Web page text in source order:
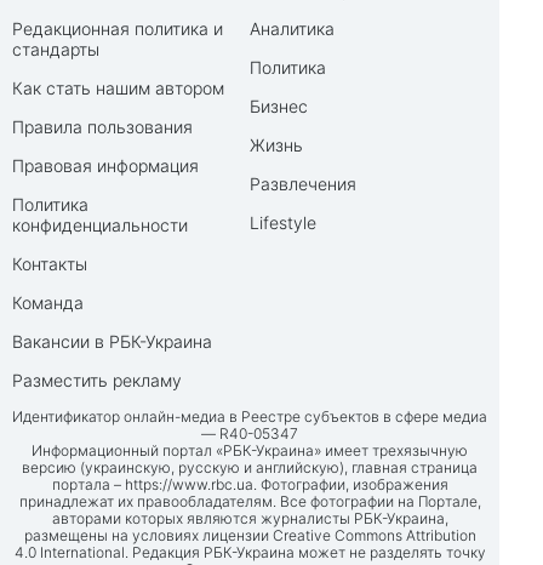
Редакционная политика и
стандарты
Как стать нашим автором
Правила пользования
Правовая информация
Политика
конфиденциальности
Контакты
Команда
Вакансии в РБК-Украина
Разместить рекламу
Аналитика
Политика
Бизнес
Жизнь
Развлечения
Lifestyle
Идентификатор онлайн-медиа в Реестре субъектов в сфере медиа
— R40-05347
Информационный портал «РБК-Украина» имеет трехязычную
версию (украинскую, русскую и английскую), главная страница
портала – https://www.rbc.ua. Фотографии, изображения
принадлежат их правообладателям. Все фотографии на Портале,
авторами которых являются журналисты РБК-Украина,
размещены на условиях лицензии Creative Commons Attribution
4.0 International. Редакция РБК-Украина может не разделять точку